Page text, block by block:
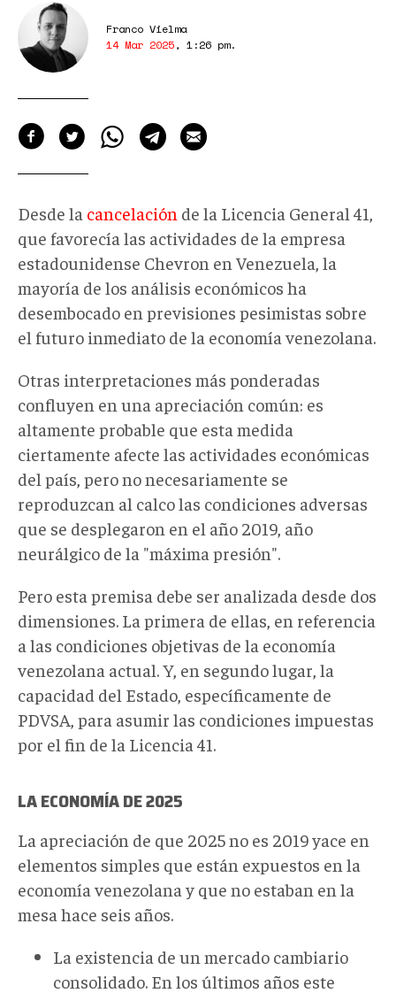
Franco Vielma
14 Mar 2025, 1:26 pm.
Desde la cancelación de la Licencia General 41,
que favorecía las actividades de la empresa
estadounidense Chevron en Venezuela, la
mayoría de los análisis económicos ha
desembocado en previsiones pesimistas sobre
el futuro inmediato de la economía venezolana.
Otras interpretaciones más ponderadas
confluyen en una apreciación común: es
altamente probable que esta medida
ciertamente afecte las actividades económicas
del país, pero no necesariamente se
reproduzcan al calco las condiciones adversas
que se desplegaron en el año 2019, año
neurálgico de la "máxima presión".
Pero esta premisa debe ser analizada desde dos
dimensiones. La primera de ellas, en referencia
a las condiciones objetivas de la economía
venezolana actual. Y, en segundo lugar, la
capacidad del Estado, específicamente de
PDVSA, para asumir las condiciones impuestas
por el fin de la Licencia 41.
LA ECONOMÍA DE 2025
La apreciación de que 2025 no es 2019 yace en
elementos simples que están expuestos en la
economía venezolana y que no estaban en la
mesa hace seis años.
La existencia de un mercado cambiario
consolidado. En los últimos años este